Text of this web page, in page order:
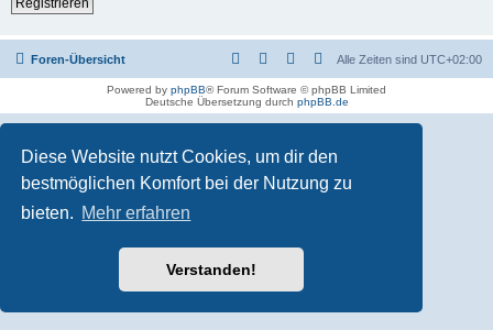
Diese Website nutzt Cookies, um dir den
bestmöglichen Komfort bei der Nutzung zu
bieten. Mehr erfahren
Verstanden!
Foren-Übersicht Alle Zeiten sind UTC+02:00
Powered by phpBB® Forum Software © phpBB Limited
Deutsche Übersetzung durch phpBB.de